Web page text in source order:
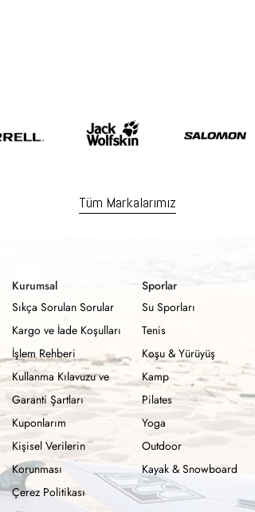
Tüm Markalarımız
Kurumsal
Sıkça Sorulan Sorular
Kargo ve İade Koşulları
İşlem Rehberi
Kullanma Kılavuzu ve
Garanti Şartları
Kuponlarım
Kişisel Verilerin
Korunması
Çerez Politikası
Sporlar
Su Sporları
Tenis
Koşu & Yürüyüş
Kamp
Pilates
Yoga
Outdoor
Kayak & Snowboard